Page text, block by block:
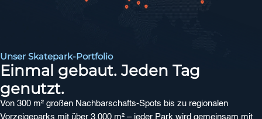
Unser Skatepark-Portfolio
Einmal gebaut. Jeden Tag
genutzt.
Von 300 m² großen Nachbarschafts-Spots bis zu regionalen
Vorzeigeparks mit über 3.000 m² – jeder Park wird gemeinsam mit